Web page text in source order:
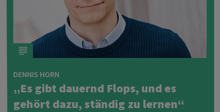
DENNIS HORN
„Es gibt dauernd Flops, und es
gehört dazu, ständig zu lernen“